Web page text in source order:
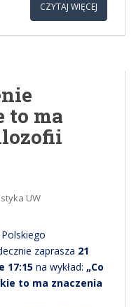
CZYTAJ WIĘCEJ
to ma
UW
zaprasza 21
17:15 na wykład: „Co
to ma znaczenia